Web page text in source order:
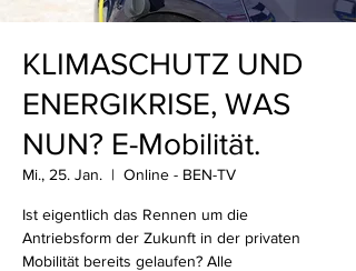
KLIMASCHUTZ UND
ENERGIKRISE, WAS
NUN? E-Mobilität.
Mi., 25. Jan.
  |
Online - BEN-TV
Ist eigentlich das Rennen um die
Antriebsform der Zukunft in der privaten
Mobilität bereits gelaufen? Alle